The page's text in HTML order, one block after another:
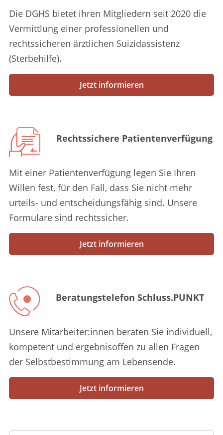
Die DGHS bietet ihren Mitgliedern seit 2020 die
Vermittlung einer professionellen und
rechtssicheren ärztlichen Suizidassistenz
(Sterbehilfe).
Jetzt informieren
Rechtssichere Patientenverfügung
Mit einer Patientenverfügung legen Sie Ihren
Willen fest, für den Fall, dass Sie nicht mehr
urteils- und entscheidungsfähig sind. Unsere
Formulare sind rechtssicher.
Jetzt informieren
Beratungstelefon Schluss.PUNKT
Unsere Mitarbeiter:innen beraten Sie individuell,
kompetent und ergebnisoffen zu allen Fragen
der Selbstbestimmung am Lebensende.
Jetzt informieren